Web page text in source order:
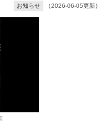
お知らせ （2026-06-05更新）